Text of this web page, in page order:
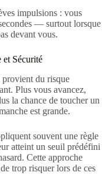
impulsions : vous
— surtout lorsque
devant vous.
Sécurité
provient du risque
Plus vous avancez,
la chance de toucher un
est grande.
souvent une règle
atteint un seuil prédéfini
Cette approche
trop risquer lors de ces